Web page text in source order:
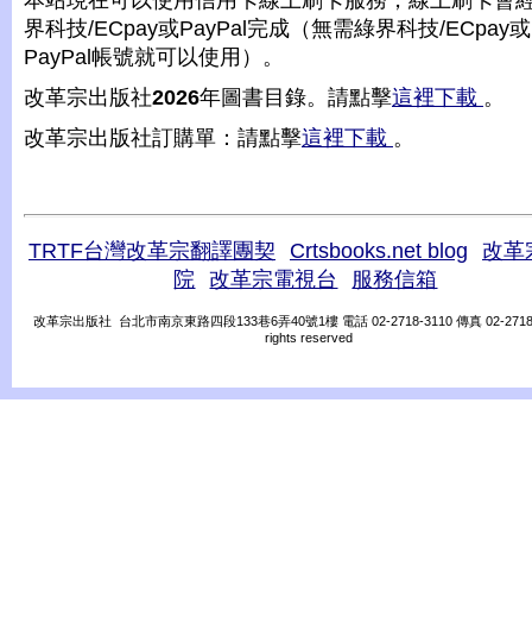
界科技/ECpay或PayPal完成（無需綠界科技/ECpay或
PayPal帳號就可以使用）。
改革宗出版社2026年圖書目錄。請點擊這裡下載 。
改革宗出版社訂購單：請點擊這裡下載 。
TRTF台灣改革宗翻譯團契 Crtsbooks.net blog
改革
院
改革宗電視台 服務信箱
改革宗出版社 台北市南京東路四段133巷6弄40號1樓 電話 02-2718-3110 傳真 02-
rights reserved